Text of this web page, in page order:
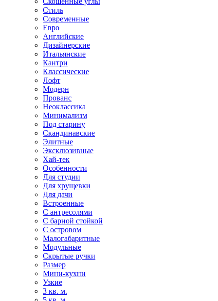
Стиль
Современные
Евро
Английские
Дизайнерские
Итальянские
Кантри
Классические
Лофт
Модерн
Прованс
Неоклассика
Минимализм
Под старину
Скандинавские
Элитные
Эксклюзивные
Хай-тек
Особенности
Для студии
Для хрущевки
Для дачи
Встроенные
С антресолями
С барной стойкой
С островом
Малогабаритные
Модульные
Скрытые ручки
Размер
Мини-кухни
Узкие
3 кв. м.